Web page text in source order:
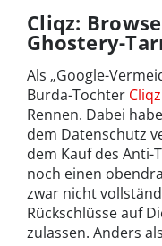
Cliqz:
Ghostery-
Als „Google-
Burda-Tochter Cliqz
Rennen. Dabei
dem Datenschutz
dem Kauf des Anti-
noch einen
zwar nicht
Rückschlüsse auf
zulassen. Anders